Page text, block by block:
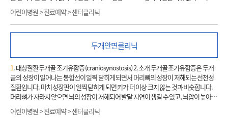
사의학과, 핵의학과 등의 진단지원팀과의 협진을 지속하고 있습니다. 또한 의학적인 부
분 뿐 아니라 환자와 그 가족의 사회적, 경제적 지원을 위해 병원학교, 다양한 후원회, 쉼
터 등을 통해 꾸준한 노력을 기울이고 있으며 국내 최초의 소아 완화의료팀도 활발히 활
동하며 최고의 통합적 치료를 위해 각 팀이 최선을 다하고 있습니다 3. 진료 전 유의사항 -
첫 진료를 받는 환자는 이전 의료기관에서 받은 소견서 및 의무기록과 검사결과지를 가
상시험내용 백혈병 치료받지 않은 FLT3 양성 급성골수모구백혈병 3개월 이상, 18세 미
만 FLT3 억제제를 이용하여 항암효과를 확인하는 임상 시험을 수행합니다. 만성기의 만
성골수모구백혈병1세 이상, 18세 미만 암세포의 세포 신호 전달 체계에서 중요한 역할
을 하는 키나아제 억제제 (BCR-ABL1)를 항암제로 이용한 임상시험을 수행합니다. B세
포 급성림프모구백혈병1
을 가지고 태어납니다. 소아성형외과에서 외이성형술로 새 귀를 만들어주고, 청력 개선
을 위하여 소아이비인후과와 협진으로 치료 방법과 시기를 결정합니다. 귀의 재건은 일
반적으로 만 10세 경에 키가 충분히 커지면 자가 갈비연골을 이용해서 새 귀를 만듭니다.
양쪽 소이증일 경우는 난청 검사 및 치료를 빨리 시작해야 하며, 만 6개월 이전에 보청기
일부를 이용하여 귀 모양을 만들고 적절한 위치에 공간을 만들고 피부 아래에 심어 놓습
니다. 수개월 후 심어 놓은 갈비연골을 들어올려 입체적인 귀를 만듭니다. 청력개선을 위
하여 두 단계의 수술 사이에 외이도를 만드는 수술을 이비인후과에서 시행하는 경우도
있습니다. 자가 갈비연골 이외에도 다양한 보형물을 이용한 귀 재건을 고려할 수 있습니
다.
어린이병원 > 진료예약 > 센터클리닉
두개안면클리닉
1. 대상질환 두개골 조기유합증 (craniosynostosis) 2. 소개 두개골 조기유합증은 두개
골의 성장이 일어나는 봉합선이 일찍 닫히게 되면서 머리뼈의 성장이 저해되는 선천성
질환입니다. 마치 성장판이 일찍 닫히게 되면 키가 더 이상 크지 않는 것과 비슷합니다.
머리뼈가 자라지 않으면 뇌의 성장이 저해되어 발달 지연이 생길 수 있고, 뇌압이 높아지
기 때문에 조기 진단 및 적절한 치료가 반드시 필요합니다. 뇌압상승 여부를 판단하기 위
어린이병원 > 진료예약 > 센터클리닉